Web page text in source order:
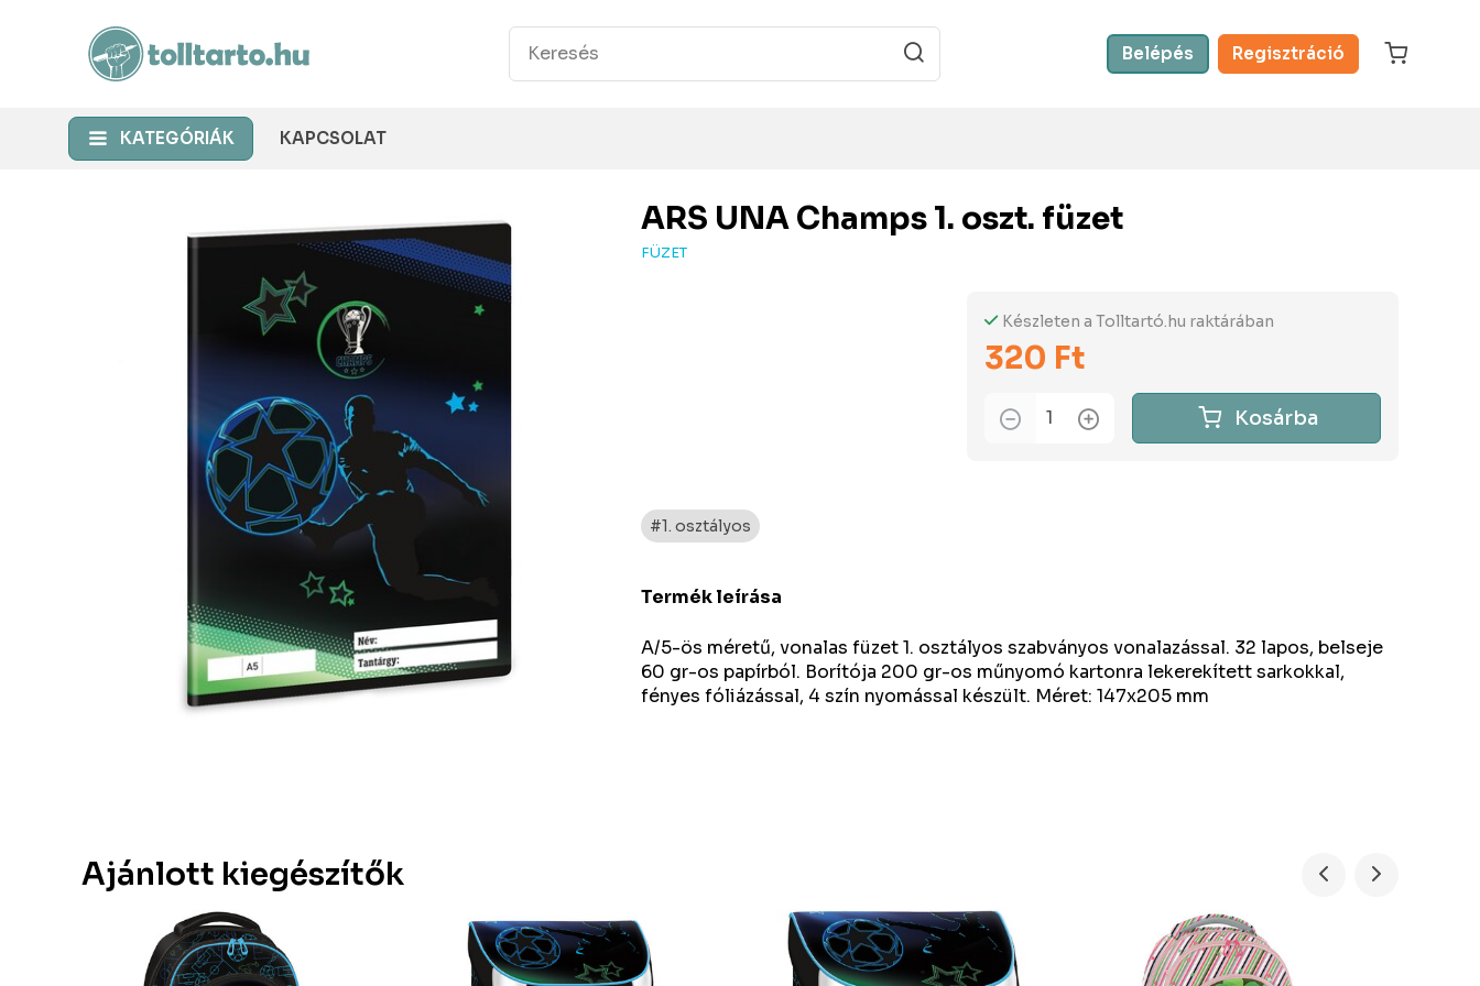
Belépés Regisztráció
KATEGÓRIÁK KAPCSOLAT
ARS UNA Champs 1. oszt. füzet
FÜZET
Készleten a Tolltartó.hu raktárában
320 Ft
Kosárba
#1. osztályos
Termék leírása
A/5-ös méretű, vonalas füzet 1. osztályos szabványos vonalazással. 32 lapos, belseje
60 gr-os papírból. Borítója 200 gr-os műnyomó kartonra lekerekített sarkokkal,
fényes fóliázással, 4 szín nyomással készült. Méret: 147x205 mm
Ajánlott kiegészítők